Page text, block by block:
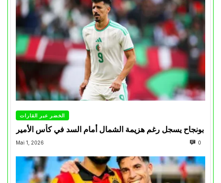
الخضر عبر القارات
بونجاح يسجل رغم هزيمة الشمال أمام السد في كأس الأمير
Mai 1, 2026 0